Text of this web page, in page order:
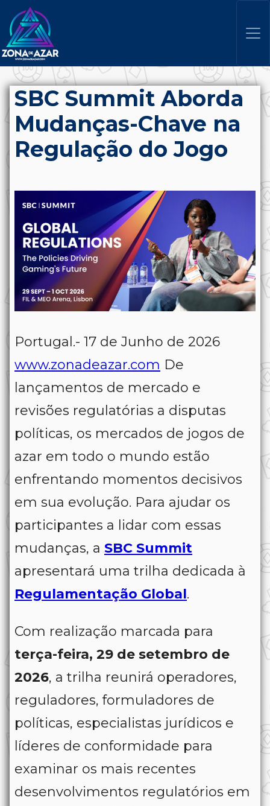
SBC Summit Aborda
Mudanças-Chave na
Regulação do Jogo
Portugal.- 17 de Junho de 2026
www.zonadeazar.com De
lançamentos de mercado e
revisões regulatórias a disputas
políticas, os mercados de jogos de
azar em todo o mundo estão
enfrentando momentos decisivos
em sua evolução. Para ajudar os
participantes a lidar com essas
mudanças, a SBC Summit
apresentará uma trilha dedicada à
Regulamentação Global.
Com realização marcada para
terça-feira, 29 de setembro de
2026, a trilha reunirá operadores,
reguladores, formuladores de
políticas, especialistas jurídicos e
líderes de conformidade para
examinar os mais recentes
desenvolvimentos regulatórios em